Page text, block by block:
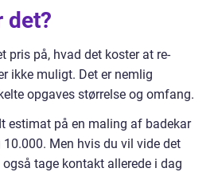
det?
pris på, hvad det koster at re-
ikke muligt. Det er nemlig
opgaves størrelse og omfang.
estimat på en maling af badekar
Men hvis du vil vide det
tage kontakt allerede i dag